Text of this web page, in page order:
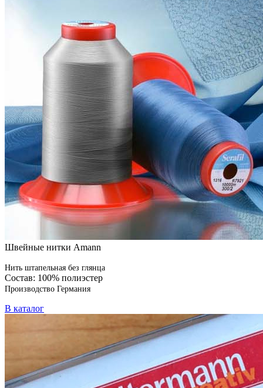
Швейные нитки Amann
Нить штапельная без глянца
Состав: 100% полиэстер
Производство Германия
В каталог